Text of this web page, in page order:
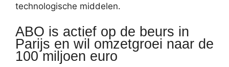
technologische middelen.
ABO is actief op de beurs in
Parijs en wil omzetgroei naar de
100 miljoen euro